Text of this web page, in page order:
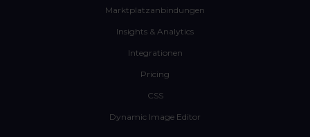
Marktplatzanbindungen
Insights & Analytics
Integrationen
Pricing
CSS
Dynamic Image Editor